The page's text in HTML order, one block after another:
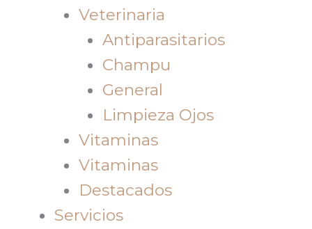
Veterinaria
Antiparasitarios
Champu
General
Limpieza Ojos
Vitaminas
Vitaminas
Destacados
Servicios